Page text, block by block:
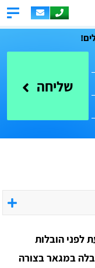
שליחה
לפני הובלות
במגאר בצורה